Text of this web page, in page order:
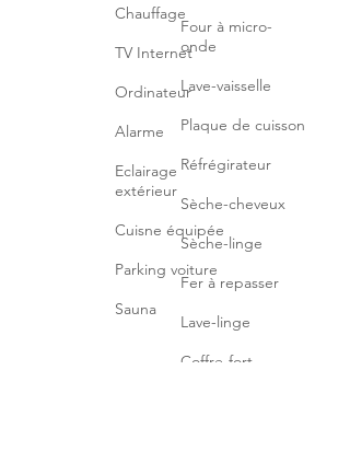
Four à micro-
onde
Lave-vaisselle
Plaque de cuisson
Réfrégirateur
Sèche-cheveux
Sèche-linge
Fer à repasser
Lave-linge
Coffre-fort
Chauffage
TV Internet
Ordinateur
Alarme
Eclairage
extérieur
Cuisne équipée
Parking voiture
Sauna